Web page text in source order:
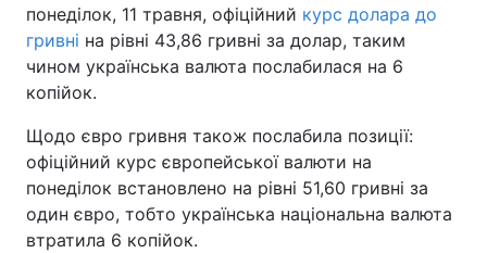
понеділок, 11 травня, офіційний курс долара до
гривні на рівні 43,86 гривні за долар, таким
чином українська валюта послабилася на 6
копійок.
Щодо євро гривня також послабила позиції:
офіційний курс європейської валюти на
понеділок встановлено на рівні 51,60 гривні за
один євро, тобто українська національна валюта
втратила 6 копійок.